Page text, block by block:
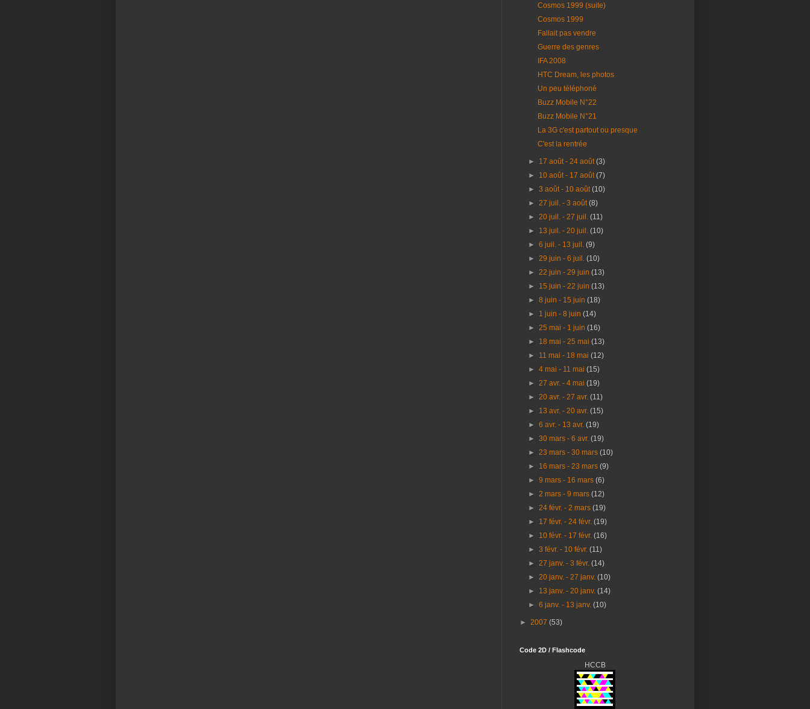
Cosmos 1999 (suite)
Cosmos 1999
Fallait pas vendre
Guerre des genres
IFA 2008
HTC Dream, les photos
Un peu téléphoné
Buzz Mobile N°22
Buzz Mobile N°21
La 3G c'est partout ou presque
C'est la rentrée
► 17 août - 24 août(3)
► 10 août - 17 août(7)
►3 août - 10 août(10)
►27 juil. - 3 août(8)
►20 juil. - 27 juil.(11)
► 13 juil. - 20 juil.(10)
►6 juil. - 13 juil.(9)
►29 juin - 6 juil.(10)
►22 juin - 29 juin(13)
► 15 juin - 22 juin(13)
►8 juin - 15 juin(18)
► 1 juin - 8 juin(14)
►25 mai - 1 juin(16)
► 18 mai - 25 mai(13)
► 11 mai - 18 mai(12)
►4 mai - 11 mai(15)
►27 avr. - 4 mai(19)
►20 avr. - 27 avr.(11)
► 13 avr. - 20 avr.(15)
►6 avr. - 13 avr.(19)
►30 mars - 6 avr.(19)
►23 mars - 30 mars(10)
► 16 mars - 23 mars(9)
►9 mars - 16 mars(6)
►2 mars - 9 mars(12)
►24 févr. - 2 mars(19)
► 17 févr. - 24 févr.(19)
► 10 févr. - 17 févr.(16)
►3 févr. - 10 févr.(11)
►27 janv. - 3 févr.(14)
►20 janv. - 27 janv.(10)
► 13 janv. - 20 janv.(14)
►6 janv. - 13 janv.(10)
► 2007 (53)
Code 2D / Flashcode
HCCB